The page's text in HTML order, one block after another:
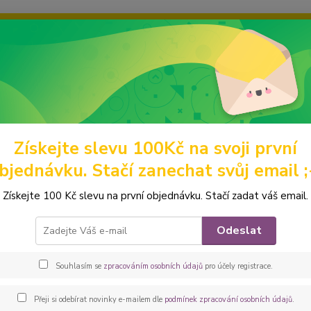
grafiku? Mám jich mnohem víc – napište mi a společně
Hledat
Domácí mazlíčci Obaly na očkovací průkazy z barevných látek
- obal na očkovák -
Získejte slevu 100Kč na svoji první
Stačí zanechat svůj email
Získejte 100 Kč slevu na první objednávku. Stačí zadat váš email.
Odeslat
Souhlasím se zpracováním osobních údajůpro účely registrace.
Přeji si odebírat novinky e-mailem dle podmínek zpracování osobních údajů.